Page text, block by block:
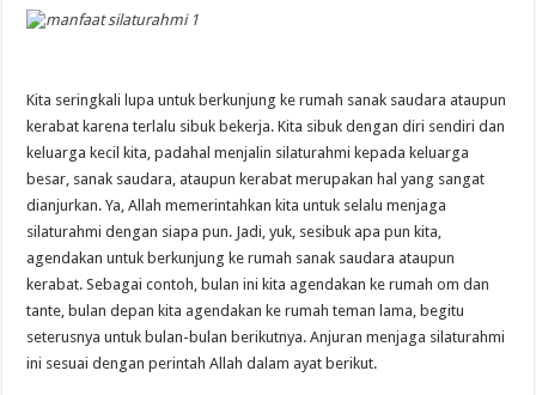
Kita seringkali lupa untuk berkunjung ke rumah sanak saudara ataupun
kerabat karena terlalu sibuk bekerja. Kita sibuk dengan diri sendiri dan
keluarga kecil kita, padahal menjalin silaturahmi kepada keluarga
besar, sanak saudara, ataupun kerabat merupakan hal yang sangat
dianjurkan. Ya, Allah memerintahkan kita untuk selalu menjaga
silaturahmi dengan siapa pun. Jadi, yuk, sesibuk apa pun kita,
agendakan untuk berkunjung ke rumah sanak saudara ataupun
kerabat. Sebagai contoh, bulan ini kita agendakan ke rumah om dan
tante, bulan depan kita agendakan ke rumah teman lama, begitu
seterusnya untuk bulan-bulan berikutnya. Anjuran menjaga silaturahmi
ini sesuai dengan perintah Allah dalam ayat berikut.